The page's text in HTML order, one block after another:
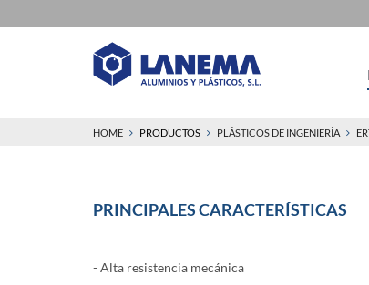
HOME PRODUCTOS PLÁSTICOS DE INGENIERÍA
PRINCIPALESCARACTERÍSTICAS
- Alta resistencia mecánica